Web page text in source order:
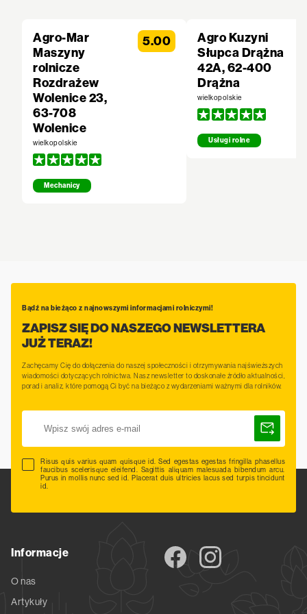
Agro-Mar
Maszyny
rolnicze
Rozdrażew
Wolenice 23,
63-708
Wolenice
wielkopolskie
Mechanicy
5.00
Agro Kuzyni
Słupca Drążna
42A, 62-400
Drążna
wielkopolskie
Usługi rolne
Bądź na bieżąco z najnowszymi informacjami rolniczymi!
ZAPISZ SIĘ DO NASZEGO NEWSLETTERA
JUŻ TERAZ!
Zachęcamy Cię do dołączenia do naszej społeczności i otrzymywania najświeższych
wiadomości dotyczących rolnictwa. Nasz newsletter to doskonałe źródło aktualności,
porad i analiz, które pomogą Ci być na bieżąco z wydarzeniami ważnymi dla rolników.
Risus quis varius quam quisque id. Sed egestas egestas fringilla phasellus
faucibus scelerisque eleifend. Sagittis aliquam malesuada bibendum arcu.
Purus in mollis nunc sed id. Placerat duis ultricies lacus sed turpis tincidunt
id.
Informacje
O nas
Artykuły